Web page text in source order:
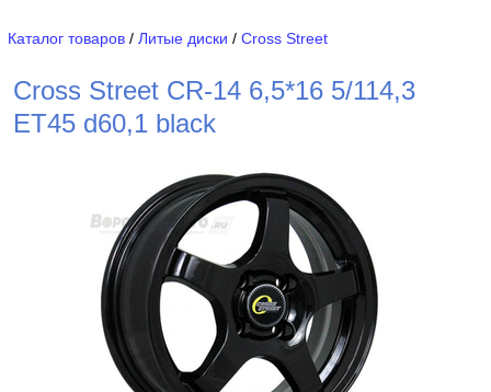
Каталог товаров / Литые диски / Cross Street
Cross Street CR-14 6,5*16 5/114,3
ET45 d60,1 black